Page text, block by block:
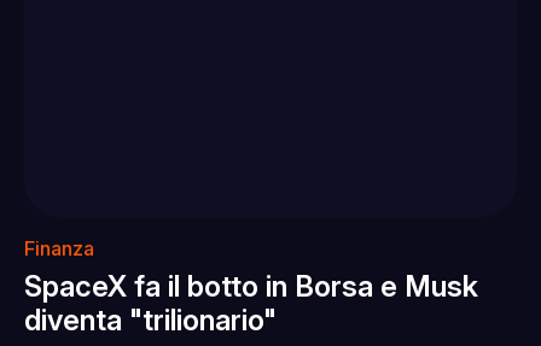
Finanza
SpaceX fa il botto in Borsa e Musk
diventa "trilionario"